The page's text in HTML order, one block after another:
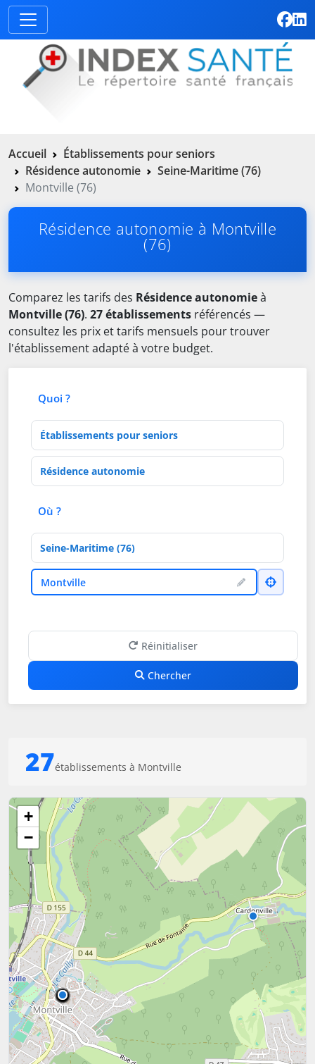
Accueil
Établissements pour seniors
Résidence autonomie
Seine-Maritime (76)
Montville (76)
Résidence autonomie à Montville
(76)
Comparez les tarifs des Résidence autonomieà
Montville (76). 27 établissements référencés —
consultez les prix et tarifs mensuels pour trouver
l'établissement adapté à votre budget.
Quoi ?
Type d'établissement
Activités de soins
Où ?
Département
VilleMontville
Réinitialiser
Chercher
27établissements à Montville
+
−